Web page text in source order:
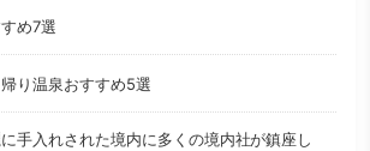
め7選
り温泉おすすめ5選
手入れされた境内に多くの境内社が鎮座し